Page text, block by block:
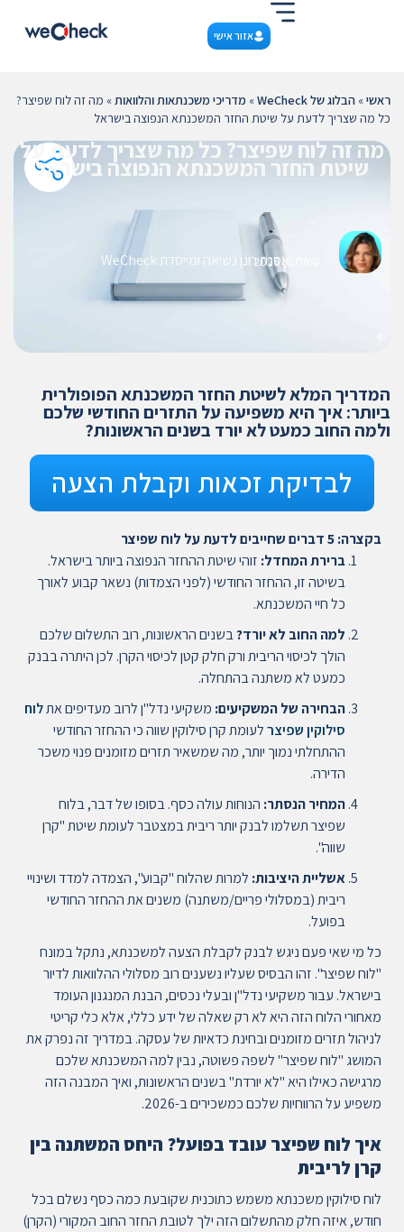
אזור אישי
ראשי» הבלוג של WeCheck » מדריכי משכנתאות והלוואות» מה זה לוח שפיצר?
כל מה שצריך לדעת על שיטת החזר המשכנתא הנפוצה בישראל
מה זה לוח שפיצר? כל מה שצריך לדעת על
שיטת החזר המשכנתא הנפוצה בישראל
אסנת רונן נשיאה ומייסדת WeCheck
המדריך המלא לשיטת החזר המשכנתא הפופולרית
ביותר: איך היא משפיעה על התזרים החודשי שלכם
ולמה החוב כמעט לא יורד בשנים הראשונות?
לבדיקת זכאות וקבלת הצעה
בקצרה: 5 דברים שחייבים לדעת על לוח שפיצר
ברירת המחדל: זוהי שיטת ההחזר הנפוצה ביותר בישראל.
בשיטה זו, ההחזר החודשי (לפני הצמדות) נשאר קבוע לאורך
כל חיי המשכנתא.
למה החוב לא יורד?בשנים הראשונות, רוב התשלום שלכם
הולך לכיסוי הריבית ורק חלק קטן לכיסוי הקרן. לכן היתרה בבנק
כמעט לא משתנה בהתחלה.
הבחירה של המשקיעים: משקיעי נדל"ן לרוב מעדיפים אתלוח
סילוקין שפיצרלעומת קרן סילוקין שווה כי ההחזר החודשי
ההתחלתי נמוך יותר, מה שמשאיר תזרים מזומנים פנוי משכר
הדירה.
המחיר הנסתר: הנוחות עולה כסף. בסופו של דבר, בלוח
שפיצר תשלמו לבנק יותר ריבית במצטבר לעומת שיטת "קרן
שווה".
אשליית היציבות: למרות שהלוח "קבוע", הצמדה למדד ושינויי
ריבית (במסלולי פריים/משתנה) משנים את ההחזר החודשי
בפועל.
כל מי שאי פעם ניגש לבנק לקבלת הצעה למשכנתא, נתקל במונח
"לוח שפיצר". זהו הבסיס שעליו נשענים רוב מסלולי ההלוואות לדיור
בישראל. עבור משקיעי נדל"ן ובעלי נכסים, הבנת המנגנון העומד
מאחורי הלוח הזה היא לא רק שאלה של ידע כללי, אלא כלי קריטי
לניהול תזרים מזומנים ובחינת כדאיות של עסקה. במדריך זה נפרק את
המושג "לוח שפיצר" לשפה פשוטה, נבין למה המשכנתא שלכם
מרגישה כאילו היא "לא יורדת" בשנים הראשונות, ואיך המבנה הזה
משפיע על הרווחיות שלכם כמשכירים ב-2026.
איך לוח שפיצר עובד בפועל? היחס המשתנה בין
קרן לריבית
לוח סילוקין משכנתא משמש כתוכנית שקובעת כמה כסף נשלם בכל
חודש, איזה חלק מהתשלום הזה ילך לטובת החזר החוב המקורי (הקרן)